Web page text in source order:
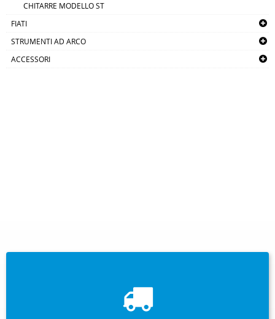
CHITARRE MODELLO ST
FIATI
STRUMENTI AD ARCO
ACCESSORI